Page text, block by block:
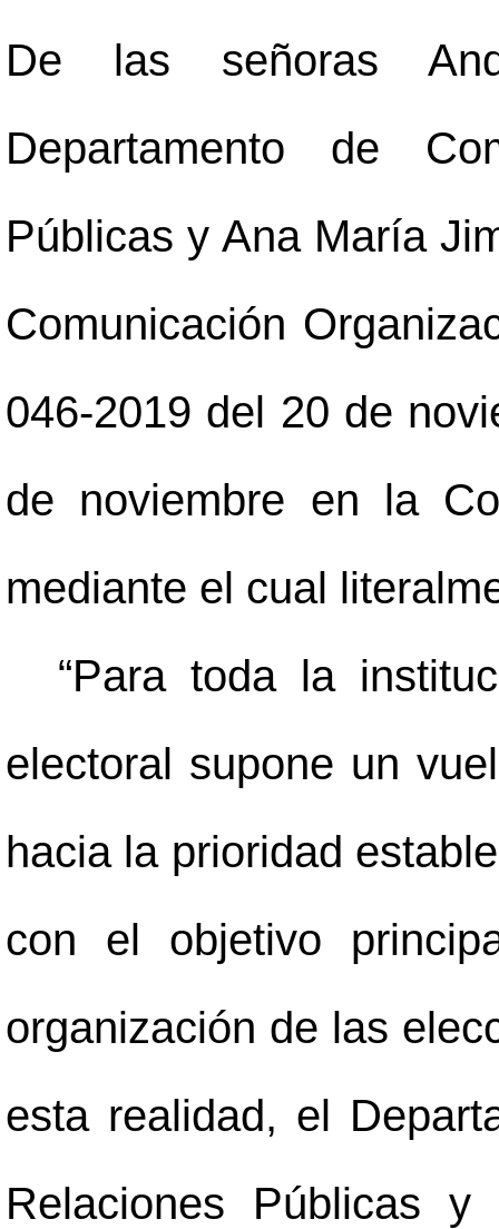
De las señoras
Departamento de
Públicas y Ana María
Comunicación
046-2019 del 20 de
de noviembre en la
mediante el cual
“Para toda la
electoral supone un
hacia la prioridad
con el objetivo
organización de las
esta realidad, el
Relaciones Públicas